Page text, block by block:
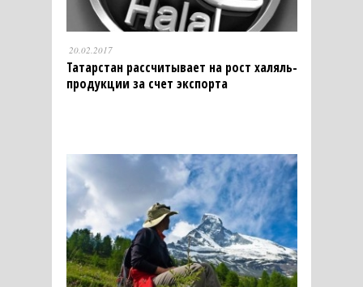
20.02.2017
Татарстан рассчитывает на рост халяль-
продукции за счет экспорта